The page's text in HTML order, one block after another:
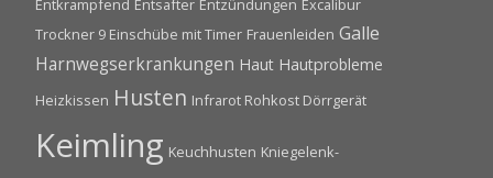
Entkrampfend Entsafter Entzündungen Excalibur
Trockner 9 Einschübe mit Timer Frauenleiden Galle
Harnwegserkrankungen Haut Hautprobleme
Heizkissen Husten Infrarot Rohkost Dörrgerät
Keimling Keuchhusten Kniegelenk-